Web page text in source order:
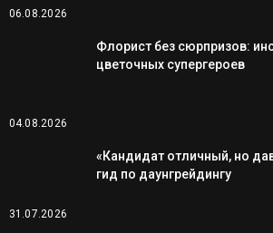
06.08.2026
04.08.2026
Флорист без сюрпризов:
цветочных супергероев
31.07.2026
«Кандидат отличный, но
гид по даунгрейдингу